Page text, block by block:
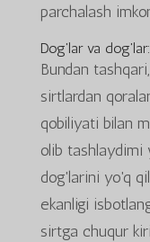
parchalash
Dog'lar va dog'lar:
Bundan tashqari,
sirtlardan
qobiliyati bilan
olib tashlaydimi
dog'larini yo'q
ekanligi
sirtga chuqur